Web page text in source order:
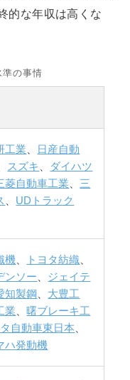
的な年収は高くな
準の事情
工業
日産自動
スズキ
ダイハツ
菱自動車工業
三
UDトラック
機 トヨタ紡織
ンソー
ジェイテ
知製鋼
大豊工
業
曙ブレーキ工
タ自動車東日本
ハ発動機